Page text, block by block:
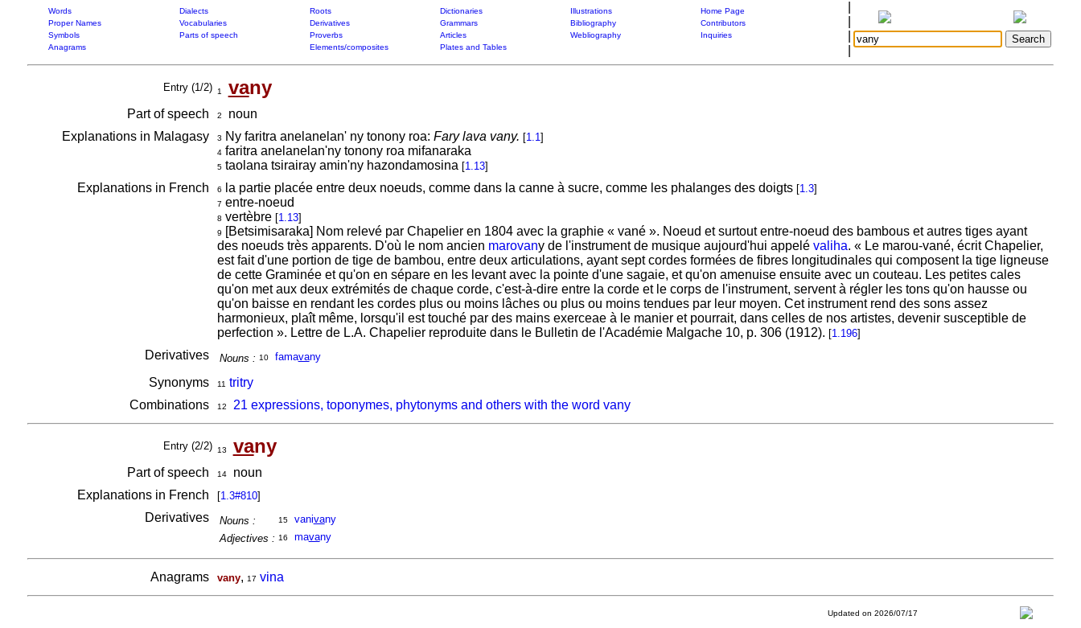
Words Dialects Roots Dictionaries Illustrations
Home Page
Proper Names
Vocabularies Derivatives Grammars Bibliography
Contributors
Symbols
Parts of speech Proverbs Articles Webliography
Inquiries
Anagrams
Elements/composites Plates and Tables
Entry (1/2) 1 vany
Part of speech 2
noun
Explanations in Malagasy
3 Ny faritra anelanelan' ny tonony roa: Fary lava vany. [1.1]
4faritra anelanelan'ny tonony roa mifanaraka
5taolana tsirairay amin'ny hazondamosina [1.13]
Explanations in French 6 la partie placée entre deux noeuds, comme dans la canne à sucre, comme les phalanges des doigts [1.3]
7 entre-noeud
8 vertèbre [1.13]
9
[Betsimisaraka] Nom relevé par Chapelier en 1804 avec la graphie « vané ». Noeud et surtout entre-noeud des bambous et autres tiges ayant
des noeuds très apparents. D'où le nom ancien marovany de l'instrument de musique aujourd'hui appelé valiha. « Le marou-vané, écrit Chapelier,
est fait d'une portion de tige de bambou, entre deux articulations, ayant sept cordes formées de fibres longitudinales qui composent la tige ligneuse
de cette Graminée et qu'on en sépare en les levant avec la pointe d'une sagaie, et qu'on amenuise ensuite avec un couteau. Les petites cales
qu'on met aux deux extrémités de chaque corde, c'est-à-dire entre la corde et le corps de l'instrument, servent à régler les tons qu'on hausse ou
qu'on baisse en rendant les cordes plus ou moins lâches ou plus ou moins tendues par leur moyen. Cet instrument rend des sons assez
harmonieux, plaît même, lorsqu'il est touché par des mains exerceae à le manier et pourrait, dans celles de nos artistes, devenir susceptible de
perfection ». Lettre de L.A. Chapelier reproduite dans le Bulletin de l'Académie Malgache 10, p. 306 (1912). [1.196]
Derivatives Nouns : 10 famavany
Synonyms 11 tritry
Combinations
12 21 expressions, toponymes, phytonyms and others with the word vany
Entry (2/2) 13 vany
Part of speech 14noun
Explanations in French
[1.3#810]
Derivatives Nouns : 15 vanivany
Adjectives : 16 mavany
Anagrams vany, 17 vina
Updated on 2026/07/17